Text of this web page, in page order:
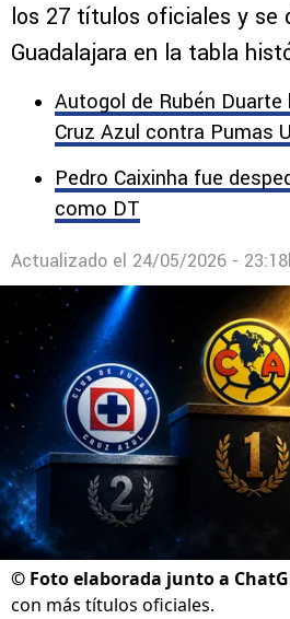
los 27 títulos oficiales y se
Guadalajara en la tabla
Autogol de Rubén
Cruz Azul contra Pumas
Pedro Caixinha fue
como DT
Actualizado el 24/05/2026 -
© Foto elaborada junto a
con más títulos oficiales.